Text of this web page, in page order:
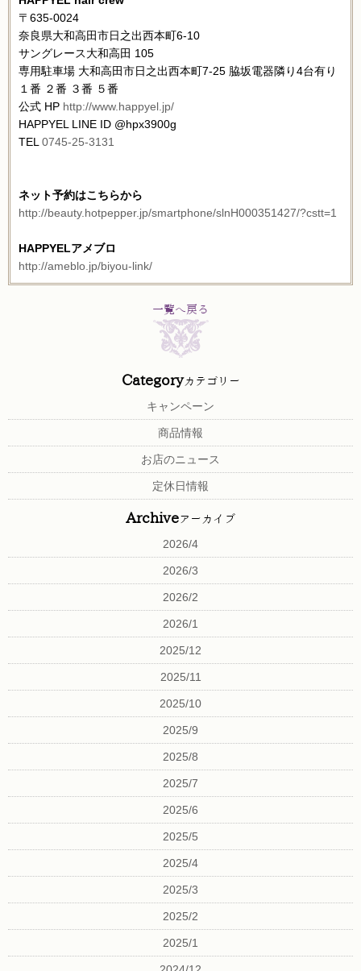
〒635-0024
奈良県大和高田市日之出西本町6-10
サングレース大和高田 105
専用駐車場 大和高田市日之出西本町7-25 脇坂電器隣り4台有り
１番 ２番 ３番 ５番
公式 HP http://www.happyel.jp/
HAPPYEL LINE ID @hpx3900g
TEL 0745-25-3131
ネット予約はこちらから
http://beauty.hotpepper.jp/smartphone/slnH000351427/?cstt=1
HAPPYELアメブロ
http://ameblo.jp/biyou-link/
一覧へ戻る
Categoryカテゴリー
キャンペーン
商品情報
お店のニュース
定休日情報
Archiveアーカイブ
2026/4
2026/3
2026/2
2026/1
2025/12
2025/11
2025/10
2025/9
2025/8
2025/7
2025/6
2025/5
2025/4
2025/3
2025/2
2025/1